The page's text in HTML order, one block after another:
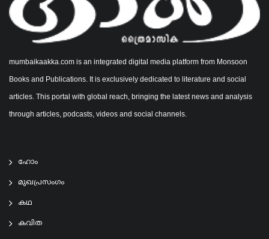
mumbaikaakka.com is an integrated digital media platform from Monsoon
Books and Publications. It is exclusively dedicated to literature and social
articles. This portal with global reach, bringing the latest news and analysis
through articles, podcasts, videos and social channels.
ഹോം
മുഖപ്രസംഗം
കഥ
കവിത